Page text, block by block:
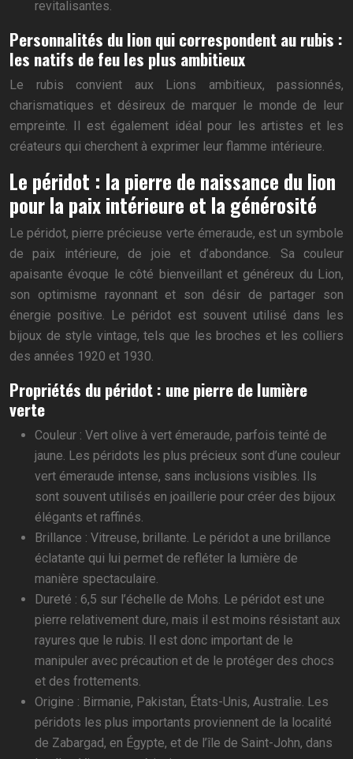
revitalisantes.
Personnalités du lion qui correspondent au rubis :
les natifs de feu les plus ambitieux
Le rubis convient aux Lions ambitieux, passionnés,
charismatiques et désireux de marquer le monde de leur
empreinte. Il est également idéal pour les artistes et les
créateurs qui cherchent à exprimer leur flamme intérieure.
Le péridot : la pierre de naissance du lion
pour la paix intérieure et la générosité
Le péridot, pierre précieuse verte émeraude, est un symbole
de paix intérieure, de joie et d’abondance. Sa couleur
apaisante évoque le côté bienveillant et généreux du Lion,
son optimisme rayonnant et son désir de partager son
énergie positive. Le péridot est souvent utilisé dans les
bijoux de style vintage, tels que les broches et les colliers
des années 1920 et 1930.
Propriétés du péridot : une pierre de lumière
verte
Couleur : Vert olive à vert émeraude, parfois teinté de
jaune. Les péridots les plus précieux sont d’une couleur
vert émeraude intense, sans inclusions visibles. Ils
sont souvent utilisés en joaillerie pour créer des bijoux
élégants et raffinés.
Brillance : Vitreuse, brillante. Le péridot a une brillance
éclatante qui lui permet de refléter la lumière de
manière spectaculaire.
Dureté : 6,5 sur l’échelle de Mohs. Le péridot est une
pierre relativement dure, mais il est moins résistant aux
rayures que le rubis. Il est donc important de le
manipuler avec précaution et de le protéger des chocs
et des frottements.
Origine : Birmanie, Pakistan, États-Unis, Australie. Les
péridots les plus importants proviennent de la localité
de Zabargad, en Égypte, et de l’île de Saint-John, dans